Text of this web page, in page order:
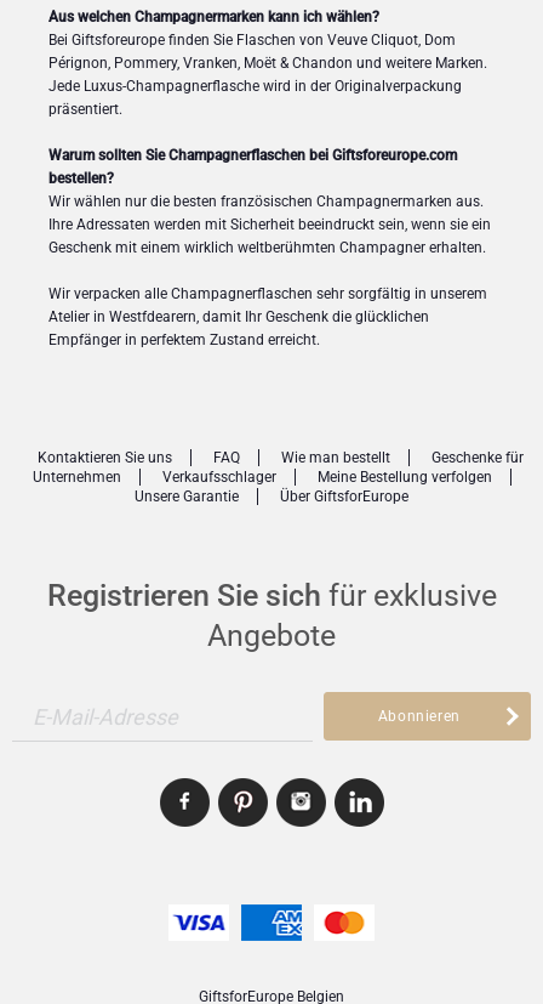
Aus welchen Champagnermarken kann ich wählen?
Bei Giftsforeurope finden Sie Flaschen von Veuve Cliquot, Dom
Pérignon, Pommery, Vranken, Moët & Chandon und weitere Marken.
Jede Luxus-Champagnerflasche wird in der Originalverpackung
präsentiert.
Warum sollten Sie Champagnerflaschen bei Giftsforeurope.com
bestellen?
Wir wählen nur die besten französischen Champagnermarken aus.
Ihre Adressaten werden mit Sicherheit beeindruckt sein, wenn sie ein
Geschenk mit einem wirklich weltberühmten Champagner erhalten.
Wir verpacken alle Champagnerflaschen sehr sorgfältig in unserem
Atelier in Westfdearern, damit Ihr Geschenk die glücklichen
Empfänger in perfektem Zustand erreicht.
Registrieren Sie sich für exklusive
Angebote
E-Mail-Adresse Abonnieren
Kontaktieren Sie uns FAQ Wie man bestellt
Geschenke für
Unternehmen
Verkaufsschlager
Meine Bestellung verfolgen
Unsere Garantie
Über GiftsforEurope
GiftsforEurope Belgien